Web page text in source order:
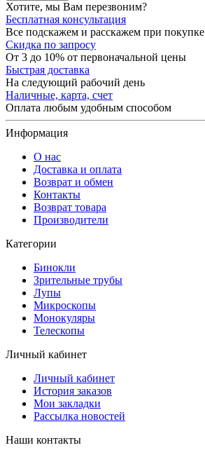
Хотите, мы Вам перезвоним?
Бесплатная консультация
Все подскажем и расскажем при покупке
Скидка по запросу
От 3 до 10% от первоначальной цены
Быстрая доставка
На следующий рабочий день
Наличные, карта, счет
Оплата любым удобным способом
Информация
О нас
Доставка и оплата
Возврат и обмен
Контакты
Возврат товара
Производители
Категории
Бинокли
Зрительные трубы
Лупы
Микроскопы
Монокуляры
Телескопы
Личный кабинет
Личный кабинет
История заказов
Мои закладки
Рассылка новостей
Наши контакты